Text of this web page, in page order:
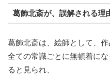
葛飾北斎が、誤解される理
葛飾北斎は、絵師として、
全ての常識ごとに無頓着に
ると見られ、